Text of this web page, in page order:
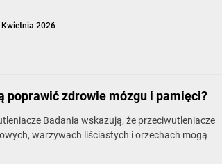
Kwietnia 2026
poprawić zdrowie mózgu i pamięci?
Badania wskazują, że przeciwutleniacze
warzywach liściastych i orzechach mogą